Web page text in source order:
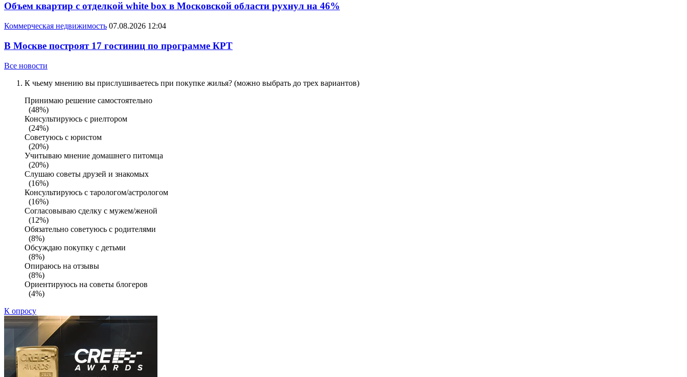
Объем квартир с отделкой white box в Московской области рухнул на 46%
Коммерческая недвижимость 07.08.2026 12:04
В Москве построят 17 гостиниц по программе КРТ
Все новости
К чьему мнению вы прислушиваетесь при покупке жилья? (можно выбрать до трех вариантов)
Принимаю решение самостоятельно
(48%)
Консультируюсь с риелтором
(24%)
Советуюсь с юристом
(20%)
Учитываю мнение домашнего питомца
(20%)
Слушаю советы друзей и знакомых
(16%)
Консультируюсь с тарологом/астрологом
(16%)
Согласовываю сделку с мужем/женой
(12%)
Обязательно советуюсь с родителями
(8%)
Обсуждаю покупку с детьми
(8%)
Опираюсь на отзывы
(8%)
Ориентируюсь на советы блогеров
(4%)
К опросу